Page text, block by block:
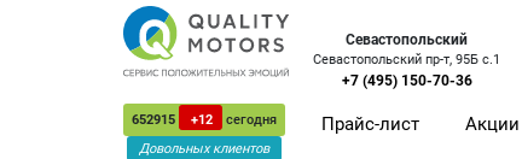
652915 +12
сегодня
Довольных клиентов
Севастопольский
Севастопольский пр-т, 95Б с.1
+7 (495) 150-70-36
Прайс-лист Акции